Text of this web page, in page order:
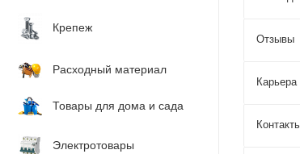
Крепеж
Расходный материал
Товары для дома и сада
Электротовары
Отзывы
Карьера